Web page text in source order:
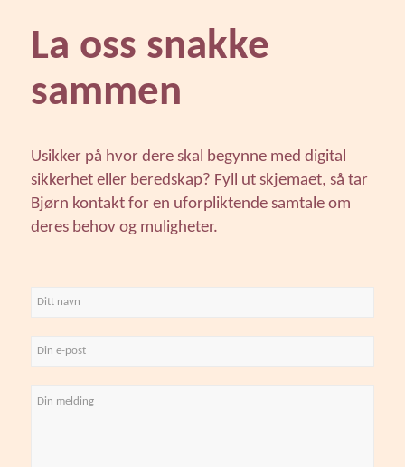
La oss snakke
sammen
Usikker på hvor dere skal begynne med digital
sikkerhet eller beredskap? Fyll ut skjemaet, så tar
Bjørn kontakt for en uforpliktende samtale om
deres behov og muligheter.